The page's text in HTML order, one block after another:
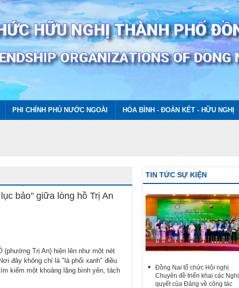
PHI CHÍNH PHỦ NƯỚC NGOÀI HÒA BÌNH - ĐOÀN KẾT - HỮU NGHỊ
bảo" giữa lòng hồ Trị An
(phường Trị An) hiện lên như một nét
đây không chỉ là "lá phổi xanh" điều
kiếm một khoảng lặng bình yên, tách
TIN TỨC SỰ KIỆN
Thắm tình đoàn kết tại Liên hoan
tiếng hát hữu nghị Việt Nam -
Lào thành phố Đồng Nai lần thứ
Đồng Nai tổ chức Hội nghị
Chuyên đề triển khai các Nghị
quyết của Đảng về công tác